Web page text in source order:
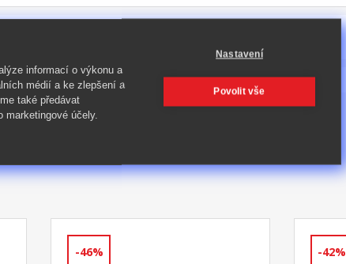
-46% -42%
informací o výkonu a
médií a ke zlepšení a
také předávat
marketingové účely.
Nastavení
Povolit vše